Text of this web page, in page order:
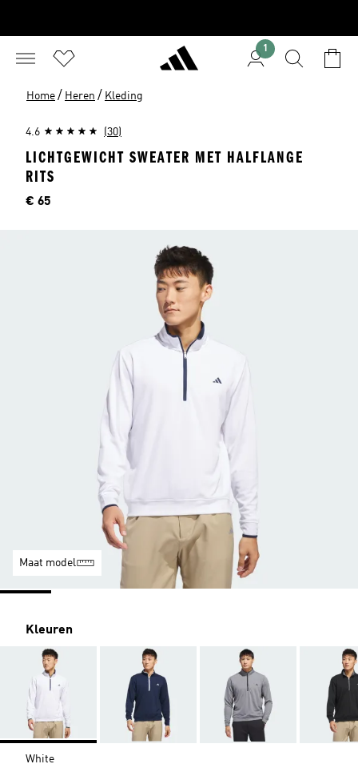
1
Home / Heren / Kleding
4.6 (30)
LICHTGEWICHT SWEATER MET HALFLANGE
RITS
Prijs
€ 65
Maat model
Kleuren
White